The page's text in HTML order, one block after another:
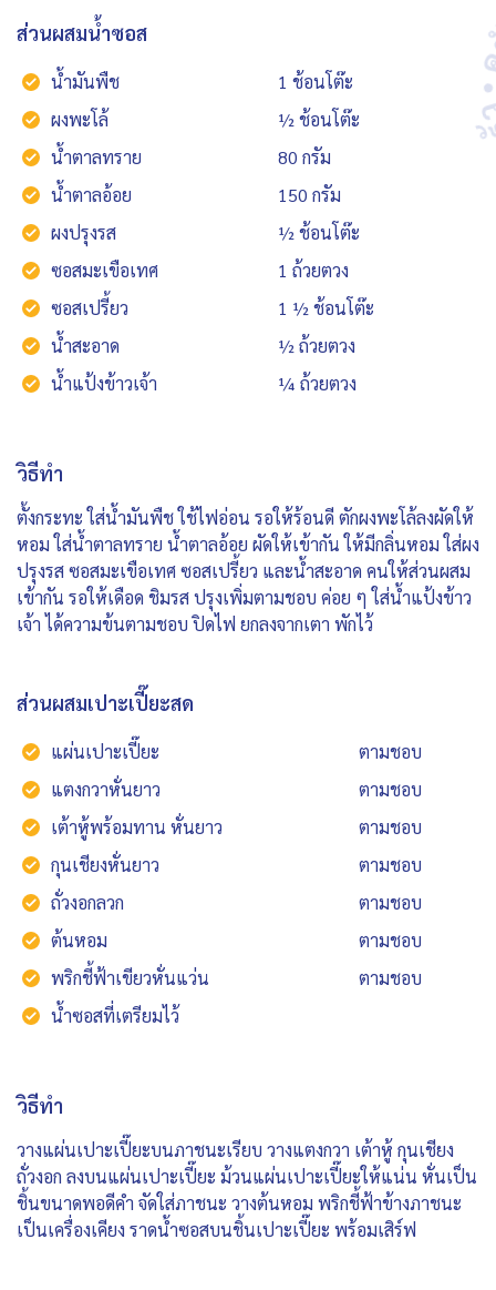
ส่วนผสมน้ำซอส
น้ำมันพืช
1 ช้อนโต๊ะ
ผงพะโล้
½ ช้อนโต๊ะ
น้ำตาลทราย
80 กรัม
น้ำตาลอ้อย
150 กรัม
ผงปรุงรส
½ ช้อนโต๊ะ
ซอสมะเขือเทศ
1 ถ้วยตวง
ซอสเปรี้ยว
1 ½ ช้อนโต๊ะ
น้ำสะอาด
½ ถ้วยตวง
น้ำแป้งข้าวเจ้า
¼ ถ้วยตวง
วิธีทำ
ตั้งกระทะ ใส่น้ำมันพืช ใช้ไฟอ่อน รอให้ร้อนดี ตักผงพะโล้ลงผัดให้
หอม ใส่น้ำตาลทราย น้ำตาลอ้อย ผัดให้เข้ากัน ให้มีกลิ่นหอม ใส่ผง
ปรุงรส ซอสมะเขือเทศ ซอสเปรี้ยว และน้ำสะอาด คนให้ส่วนผสม
เข้ากัน รอให้เดือด ชิมรส ปรุงเพิ่มตามชอบ ค่อย ๆ ใส่น้ำแป้งข้าว
เจ้า ได้ความข้นตามชอบ ปิดไฟ ยกลงจากเตา พักไว้
ส่วนผสมเปาะเปี๊ยะสด
แผ่นเปาะเปี๊ยะ
ตามชอบ
แตงกวาหั่นยาว
ตามชอบ
เต้าหู้พร้อมทาน หั่นยาว
ตามชอบ
กุนเชียงหั่นยาว
ตามชอบ
ถั่วงอกลวก
ตามชอบ
ต้นหอม
ตามชอบ
พริกชี้ฟ้าเขียวหั่นแว่น
ตามชอบ
น้ำซอสที่เตรียมไว้
วิธีทำ
วางแผ่นเปาะเปี๊ยะบนภาชนะเรียบ วางแตงกวา เต้าหู้ กุนเชียง
ถั่วงอก ลงบนแผ่นเปาะเปี๊ยะ ม้วนแผ่นเปาะเปี๊ยะให้แน่น หั่นเป็น
ชิ้นขนาดพอดีคำ จัดใส่ภาชนะ วางต้นหอม พริกชี้ฟ้าข้างภาชนะ
เป็นเครื่องเคียง ราดน้ำซอสบนชิ้นเปาะเปี๊ยะ พร้อมเสิร์ฟ